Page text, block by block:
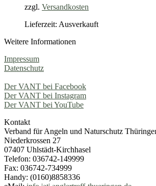
zzgl. Versandkosten
Lieferzeit: Ausverkauft
Weitere Informationen
Impressum
Datenschutz
Der VANT bei Facebook
Der VANT bei Instagram
Der VANT bei YouTube
Kontakt
Verband für Angeln und Naturschutz
Niederkrossen 27
07407 Uhlstädt-Kirchhasel
Telefon: 036742-149999
Fax: 036742-734999
Handy: (0160)8858336